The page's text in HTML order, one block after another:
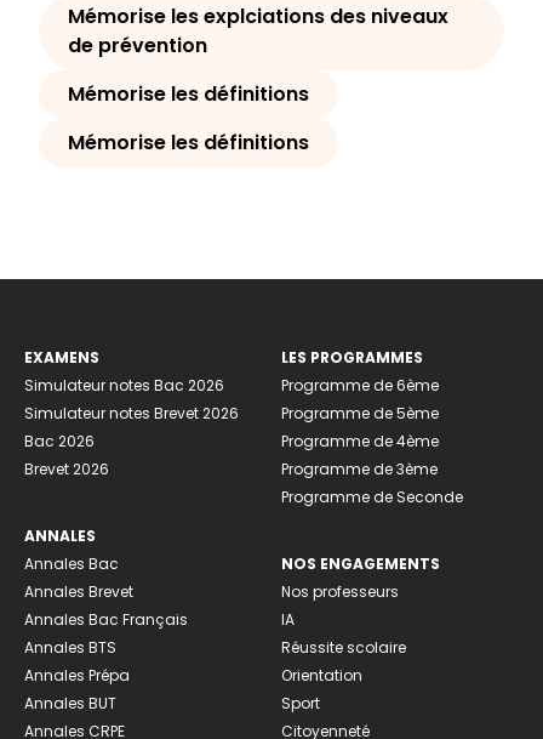
Mémorise les explciations des niveaux
de prévention
Mémorise les définitions
Mémorise les définitions
EXAMENS
Simulateur notes Bac 2026
Simulateur notes Brevet 2026
Bac 2026
Brevet 2026
ANNALES
Annales Bac
Annales Brevet
Annales Bac Français
Annales BTS
Annales Prépa
Annales BUT
Annales CRPE
LES PROGRAMMES
Programme de 6ème
Programme de 5ème
Programme de 4ème
Programme de 3ème
Programme de Seconde
NOS ENGAGEMENTS
Nos professeurs
IA
Réussite scolaire
Orientation
Sport
Citoyenneté